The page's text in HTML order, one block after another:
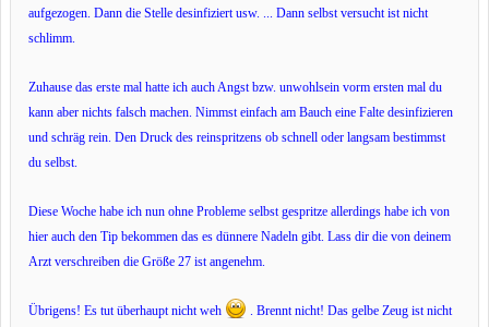
aufgezogen. Dann die Stelle desinfiziert usw. ... Dann selbst versucht ist nicht
schlimm.
Zuhause das erste mal hatte ich auch Angst bzw. unwohlsein vorm ersten mal du
kann aber nichts falsch machen. Nimmst einfach am Bauch eine Falte desinfizieren
und schräg rein. Den Druck des reinspritzens ob schnell oder langsam bestimmst
du selbst.
Diese Woche habe ich nun ohne Probleme selbst gespritze allerdings habe ich von
hier auch den Tip bekommen das es dünnere Nadeln gibt. Lass dir die von deinem
Arzt verschreiben die Größe 27 ist angenehm.
Übrigens! Es tut überhaupt nicht weh
. Brennt nicht! Das gelbe Zeug ist nicht